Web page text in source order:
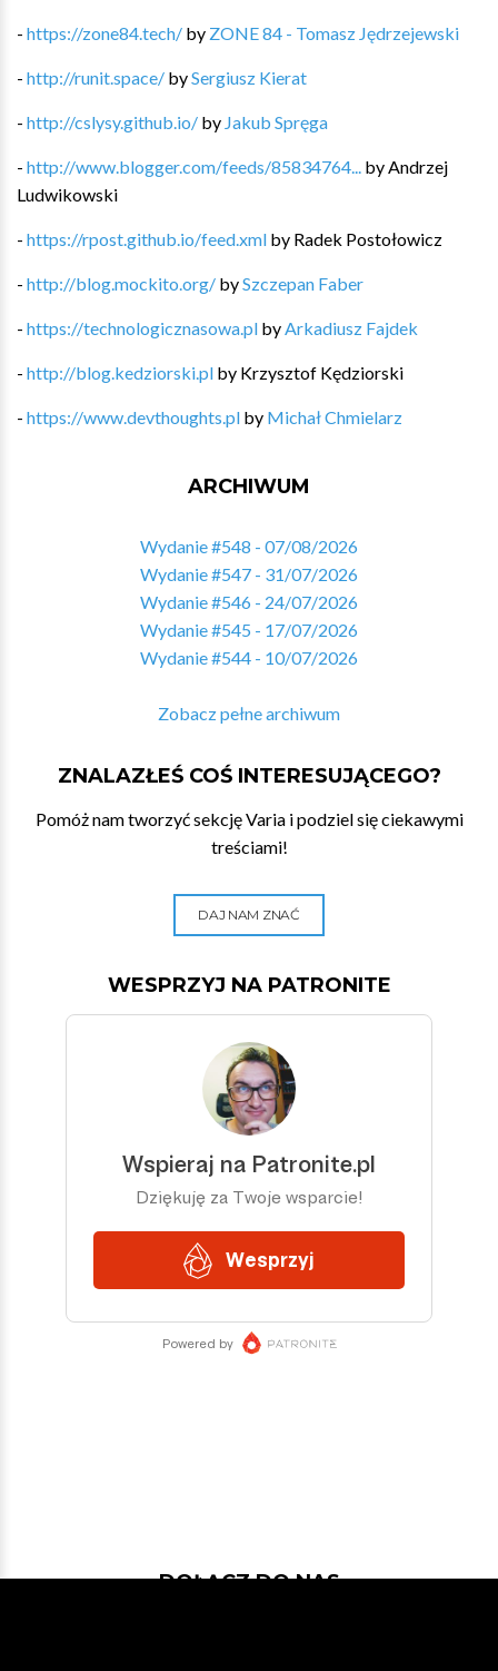
- https://zone84.tech/ by ZONE 84 - Tomasz Jędrzejewski
- http://runit.space/ bySergiusz Kierat
- http://cslysy.github.io/ by Jakub Spręga
- http://www.blogger.com/feeds/85834764... by Andrzej
Ludwikowski
- https://rpost.github.io/feed.xml by Radek Postołowicz
- http://blog.mockito.org/ bySzczepan Faber
- https://technologicznasowa.pl by Arkadiusz Fajdek
- http://blog.kedziorski.pl by Krzysztof Kędziorski
- https://www.devthoughts.pl by Michał Chmielarz
ARCHIWUM
Wydanie #548 - 07/08/2026
Wydanie #547 - 31/07/2026
Wydanie #546 - 24/07/2026
Wydanie #545 - 17/07/2026
Wydanie #544 - 10/07/2026
Zobacz pełne archiwum
ZNALAZŁEŚ COŚ INTERESUJĄCEGO?
Pomóż nam tworzyć sekcję Varia i podziel się ciekawymi
treściami!
DAJ NAM ZNAĆ
WESPRZYJ NA PATRONITE
DOŁĄCZ DO NAS